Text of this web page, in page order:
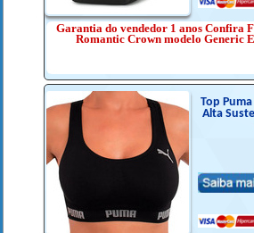
Garantia do vendedor 1 anos Confira
Romantic Crown modelo Generic
Top
Alta